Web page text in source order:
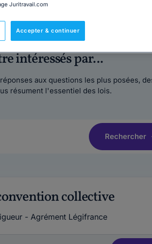
Tous les droits adressés : droit
social, droit de la famille...
intéressés par...
aux questions les plus posées,
résument l'essentiel des lois.
Rechercher
collective
- Agrément Légifrance
Juritravail.com
Accepter & continuer